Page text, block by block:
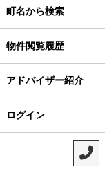
町名から検索
物件閲覧履歴
アドバイザー紹介
ログイン